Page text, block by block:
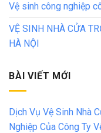
Vệ sinh công nghiệp
VỆ SINH NHÀ CỬA
HÀ NỘI
BÀI VIẾT MỚI
Dịch Vụ Vệ Sinh Nhà
Nghiệp Của Công Ty